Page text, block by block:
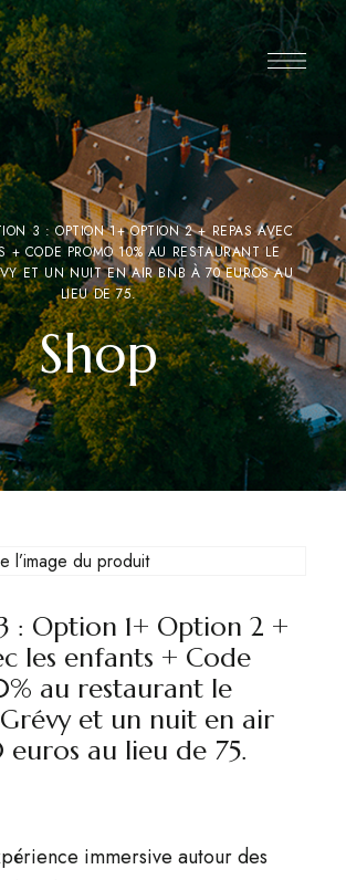
3 : OPTION 1+ OPTION 2 + REPAS AVEC
+ CODE PROMO 10% AU RESTAURANT LE
ET UN NUIT EN AIR BNB À 70 EUROS AU
LIEU DE 75.
Shop
: Option 1+ Option 2 +
les enfants + Code
au restaurant le
et un nuit en air
euros au lieu de 75.
immersive autour des